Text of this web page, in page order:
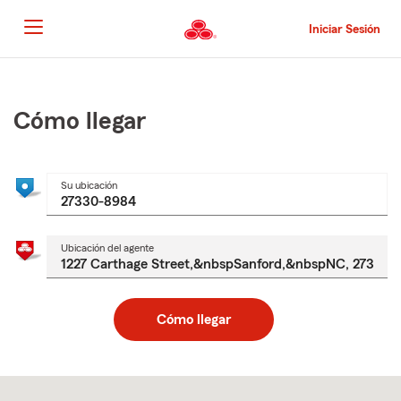
al
contenido
principal
Iniciar Sesión
principal
Cómo llegar
Su ubicación
Ubicación del agente
Cómo llegar
to